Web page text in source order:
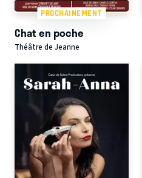
PROCHAINEMENT
Chat en poche
Théâtre de Jeanne